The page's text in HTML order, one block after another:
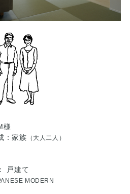
：家族 （大人二人）
戸建て
MODERN